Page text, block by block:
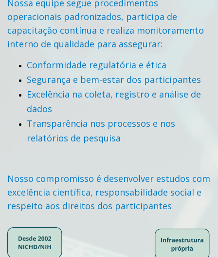
Nossa equipe segue procedimentos
operacionais padronizados, participa de
capacitação contínua e realiza monitoramento
interno de qualidade para assegurar:
Conformidade regulatória e ética
Segurança e bem-estar dos participantes
Excelência na coleta, registro e análise de
dados
Transparência nos processos e nos
relatórios de pesquisa
Nosso compromisso é desenvolver estudos com
excelência científica, responsabilidade social e
respeito aos direitos dos participantes